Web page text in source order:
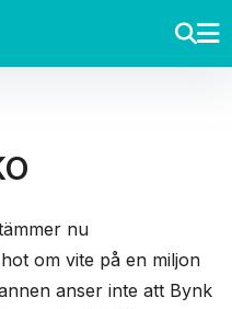
nu
om vite på en miljon
anser inte att Bynk